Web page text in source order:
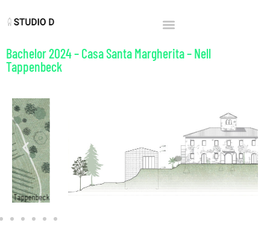
Bachelor 2024 – Casa Santa Margherita – Nell
Tappenbeck